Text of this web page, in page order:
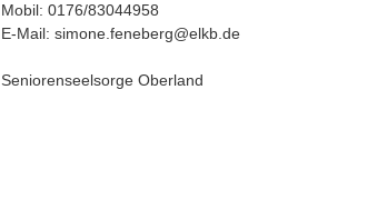
Mobil: 0176/83044958
E-Mail: simone.feneberg@elkb.de
Seniorenseelsorge Oberland